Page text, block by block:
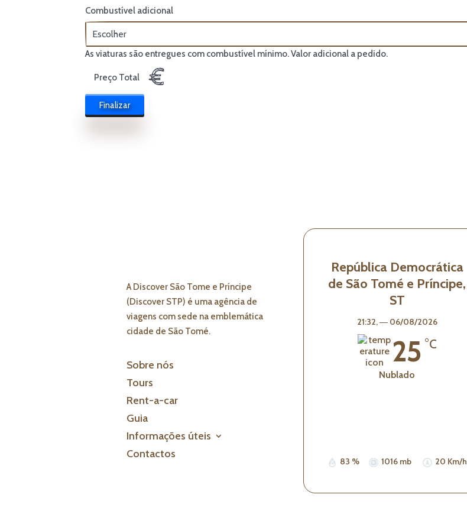
Combustível adicional
As viaturas são entregues com combustível mínimo. Valor adicional a pedido.
Preço Total €
Finalizar
A Discover São Tome e Príncipe
(Discover STP) é uma agência de
viagens com sede na emblemática
cidade de São Tomé.
Sobre nós
Tours
Rent-a-car
Guia
Informações úteis
Contactos
República Democrática
de São Tomé e Príncipe,
ST
21:32,― 06/08/2026
25 °C
Nublado
83 % 1016 mb 20 Km/h